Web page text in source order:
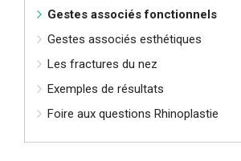
Gestes associés fonctionnels
Gestes associés esthétiques
Les fractures du nez
Exemples de résultats
Foire aux questions Rhinoplastie